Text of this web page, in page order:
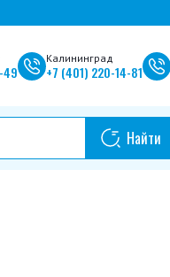
49
Калининград
+7 (401) 220-14-81